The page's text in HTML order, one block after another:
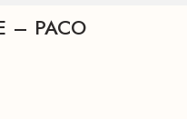
– PACO